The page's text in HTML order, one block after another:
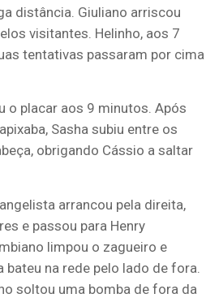
distância. Giuliano arriscou
visitantes. Helinho, aos 7
tentativas passaram por cima
o placar aos 9 minutos. Após
Sasha subiu entre os
obrigando Cássio a saltar
arrancou pela direita,
e passou para Henry
limpou o zagueiro e
na rede pelo lado de fora.
soltou uma bomba de fora da